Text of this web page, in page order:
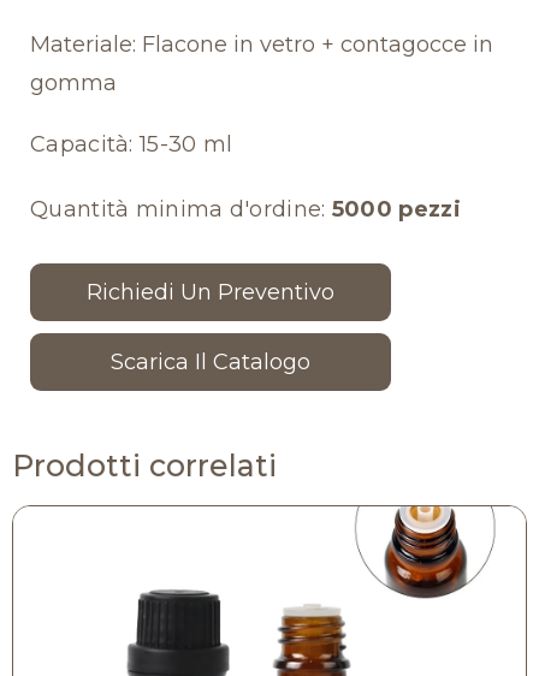
Materiale: Flacone in vetro + contagocce in
gomma
Capacità: 15-30 ml
Quantità minima d'ordine: 5000 pezzi
Richiedi Un Preventivo
Scarica Il Catalogo
Prodotti correlati